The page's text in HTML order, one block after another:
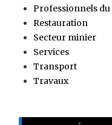
Professionnels
Restauration
Secteur minier
Services
Transport
Travaux